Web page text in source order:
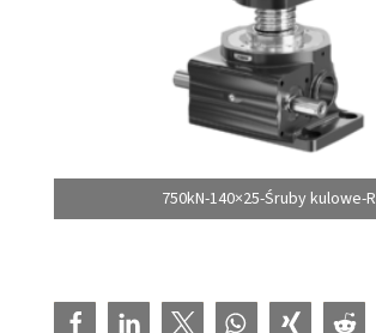
750kN-140×25-Śruby kulowe-R